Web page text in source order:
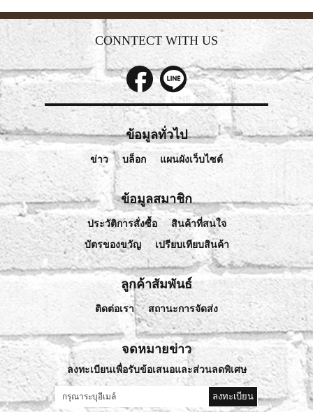
CONNTECT WITH US
ข้อมูลทั่วไป
ข่าว บล็อก แผนผังเว็บไซต์
ข้อมูลสมาชิก
ประวัติการสั่งซื้อ
สินค้าที่สนใจ
บัตรของขวัญ
เปรียบเทียบสินค้า
ลูกค้าสัมพันธ์
ติดต่อเรา สถานะการจัดส่ง
จดหมายข่าว
ลงทะเบียนเพื่อรับข้อเสนอและส่วนลดพิเศษ
ลงทะเบียน